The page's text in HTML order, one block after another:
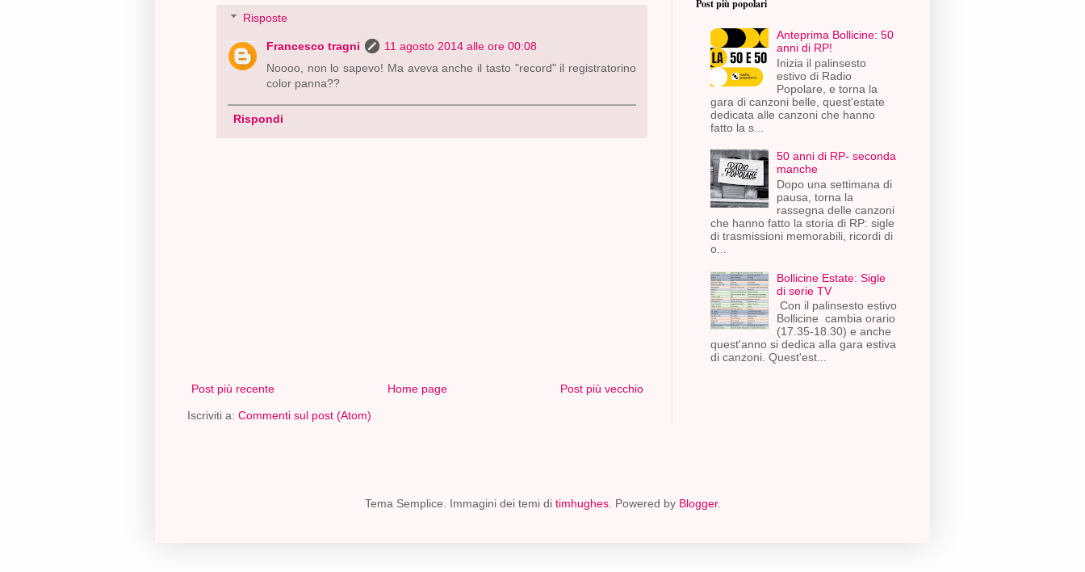
Risposte
Francesco tragni
11 agosto 2014 alle ore 00:08
Noooo, non lo sapevo! Ma aveva anche il tasto "record" il registratorino
color panna??
Rispondi
Post più recente Post più vecchio
Home page
Iscriviti a: Commenti sul post (Atom)
Post più popolari
Anteprima Bollicine: 50
anni di RP!
Inizia il palinsesto
estivo di Radio
Popolare, e torna la
gara di canzoni belle, quest'estate
dedicata alle canzoni che hanno
fatto la s...
50 anni di RP- seconda
manche
Dopo una settimana di
pausa, torna la
rassegna delle canzoni
che hanno fatto la storia di RP: sigle
di trasmissioni memorabili, ricordi di
o...
Bollicine Estate: Sigle
di serie TV
Con il palinsesto estivo
Bollicine cambia orario
(17.35-18.30) e anche
quest'anno si dedica alla gara estiva
di canzoni. Quest'est...
Tema Semplice. Immagini dei temi di timhughes. Powered by Blogger.